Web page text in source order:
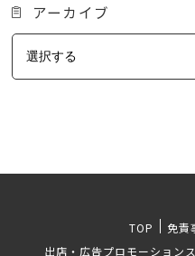
アーカイブ
TOP 免責
出店・広告プロモーション